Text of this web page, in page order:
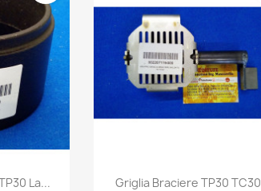
La... Anteprima
Griglia Braciere TP30